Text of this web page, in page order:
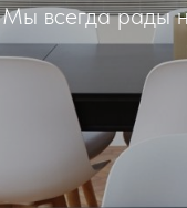
Мы всегда рады